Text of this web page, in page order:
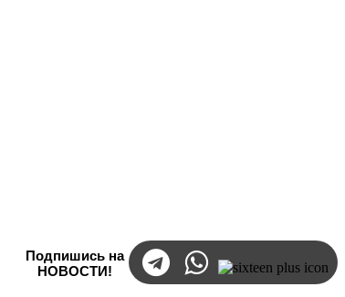
Подпишись на
НОВОСТИ!